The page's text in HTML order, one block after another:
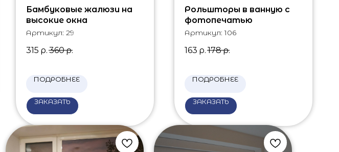
Бамбуковые жалюзи на
высокие окна
Артикул: 29
315 р. 360 р.
ПОДРОБНЕЕ
ЗАКАЗАТЬ
Рольшторы в ванную с
фотопечатью
Артикул:106
163 р. 178 р.
ПОДРОБНЕЕ
ЗАКАЗАТЬ